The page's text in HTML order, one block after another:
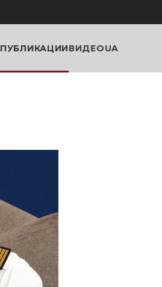
ПУБЛИКАЦИИВИДЕОUA